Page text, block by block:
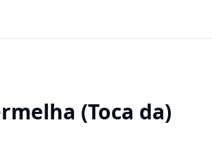
(Toca da)